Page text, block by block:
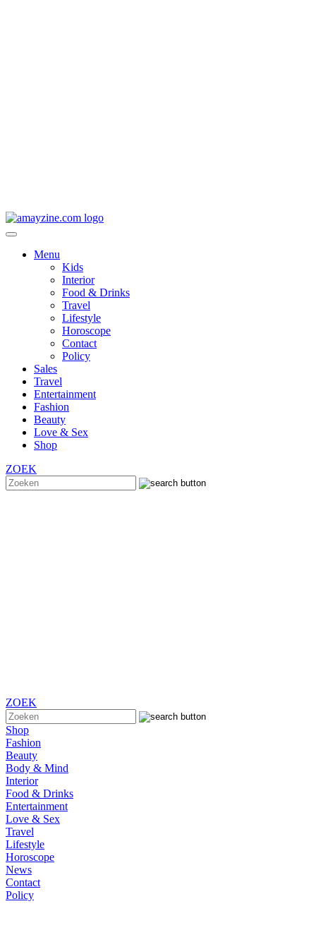
Menu
Kids
Interior
Food & Drinks
Travel
Lifestyle
Horoscope
Contact
Policy
Sales
Travel
Entertainment
Fashion
Beauty
Love & Sex
Shop
ZOEK
ZOEK
Shop
Fashion
Beauty
Body & Mind
Interior
Food & Drinks
Entertainment
Love & Sex
Travel
Lifestyle
Horoscope
News
Contact
Policy